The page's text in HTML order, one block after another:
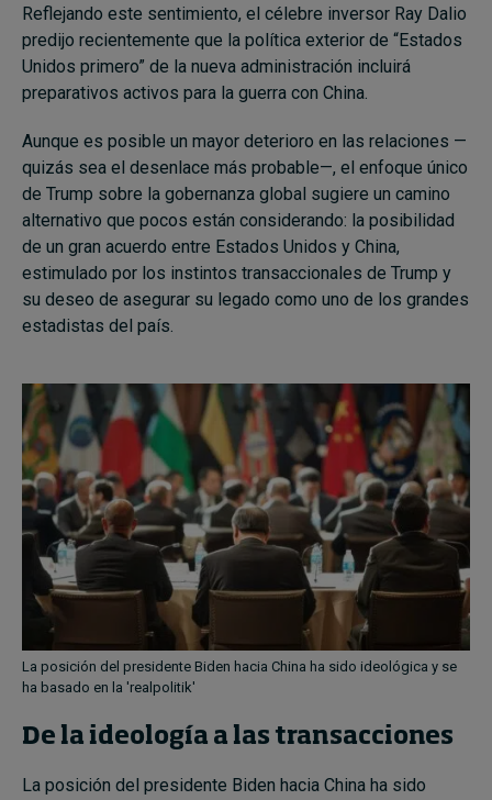
Reflejando este sentimiento, el célebre inversor Ray Dalio
predijo recientemente que la política exterior de “Estados
Unidos primero” de la nueva administración incluirá
preparativos activos para la guerra con China.
Aunque es posible un mayor deterioro en las relaciones —
quizás sea el desenlace más probable—, el enfoque único
de Trump sobre la gobernanza global sugiere un camino
alternativo que pocos están considerando: la posibilidad
de un gran acuerdo entre Estados Unidos y China,
estimulado por los instintos transaccionales de Trump y
su deseo de asegurar su legado como uno de los grandes
estadistas del país.
La posición del presidente Biden hacia China ha sido ideológica y se
ha basado en la 'realpolitik'
De la ideología a las transacciones
La posición del presidente Biden hacia China ha sido